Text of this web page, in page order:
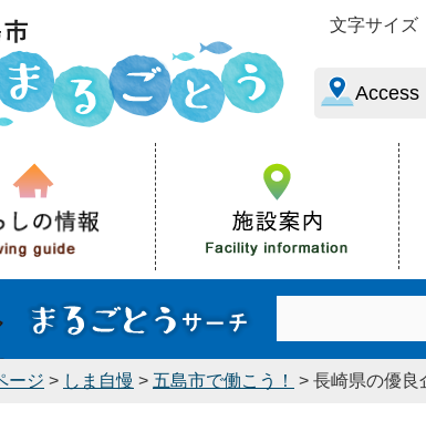
文字サイズ
Access
ージ > しま自慢 > 五島市で働こう！ > 長崎県の優良